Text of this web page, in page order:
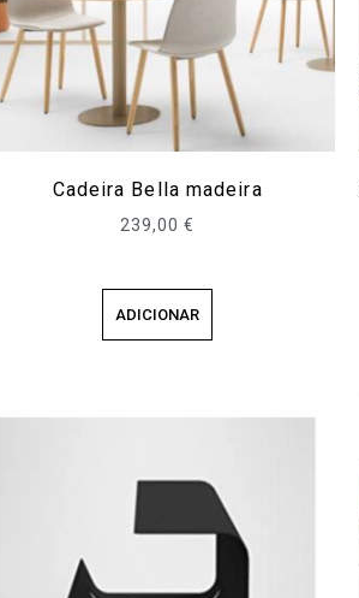
Cadeira Bella madeira
239,00€
ADICIONAR